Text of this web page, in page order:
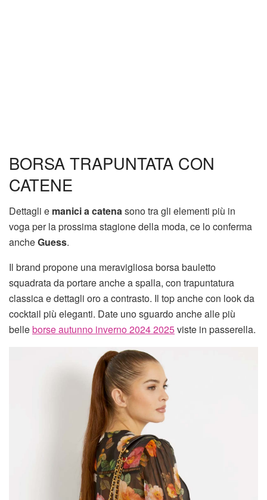
BORSA TRAPUNTATA CON
CATENE
Dettagli e manici a catenasono tra gli elementi più in
voga per la prossima stagione della moda, ce lo conferma
ancheGuess.
Il brand propone una meravigliosa borsa bauletto
squadrata da portare anche a spalla, con trapuntatura
classica e dettagli oro a contrasto. Il top anche con look da
cocktail più eleganti. Date uno sguardo anche alle più
belleborse autunno inverno 2024 2025viste in passerella.